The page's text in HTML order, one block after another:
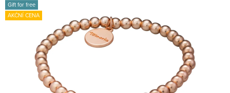
Gift for free
AKČNÍ CENA